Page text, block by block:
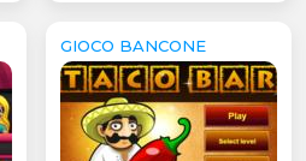
GIOCO BANCONE